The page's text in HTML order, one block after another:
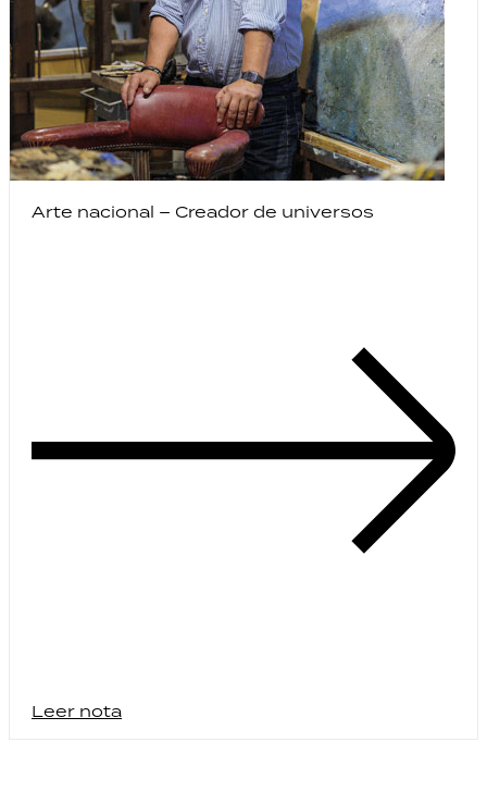
Arte nacional – Creador de universos
Leer nota